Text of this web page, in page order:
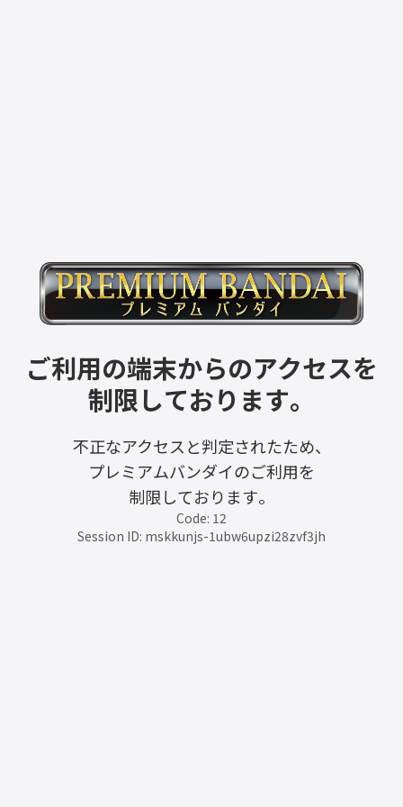
ご利用の端末からのアクセスを
制限しております。
不正なアクセスと判定されたため、
プレミアムバンダイのご利用を
制限しております。
Code: 12
Session ID: mskkunjs-1ubw6upzi28zvf3jh